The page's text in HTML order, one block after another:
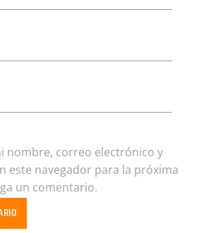
nombre, correo electrónico y
este navegador para la próxima
un comentario.